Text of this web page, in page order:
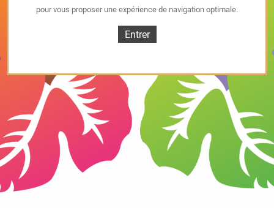
pour vous proposer une expérience de navigation optimale.
Entrer